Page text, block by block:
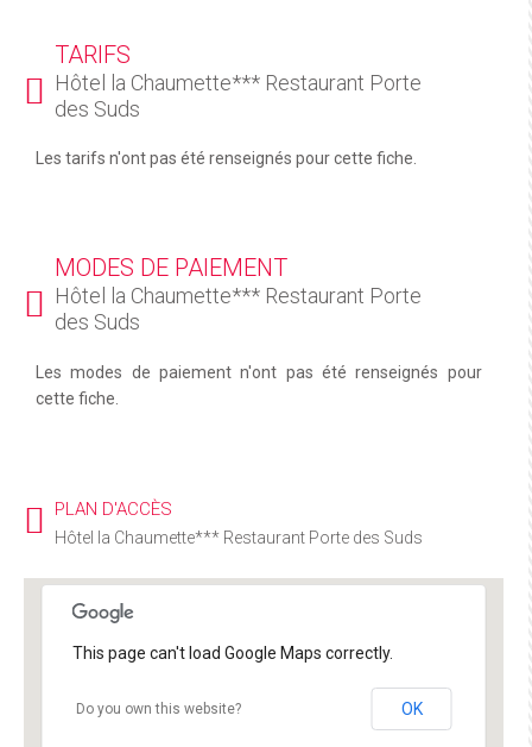
TARIFS
Hôtel la Chaumette*** Restaurant Porte
des Suds
Les tarifs n'ont pas été renseignés pour cette fiche.
MODES DE PAIEMENT
Hôtel la Chaumette*** Restaurant Porte
des Suds
Les modes de paiement n'ont pas été renseignés pour
cette fiche.
PLAN D'ACCÈS
Hôtel la Chaumette*** Restaurant Porte des Suds
This page can't load Google Maps correctly.
Do you own this website? OK